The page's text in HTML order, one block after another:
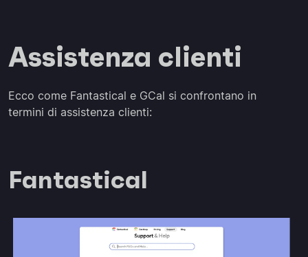
Assistenza clienti
Ecco come Fantastical e GCal si confrontano in
termini di assistenza clienti:
Fantastical